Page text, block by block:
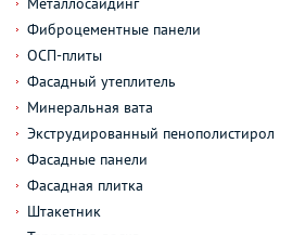
Фиброцементные панели
ОСП-плиты
Фасадный утеплитель
Минеральная вата
Экструдированный пенополистирол
Фасадные панели
Фасадная плитка
Штакетник